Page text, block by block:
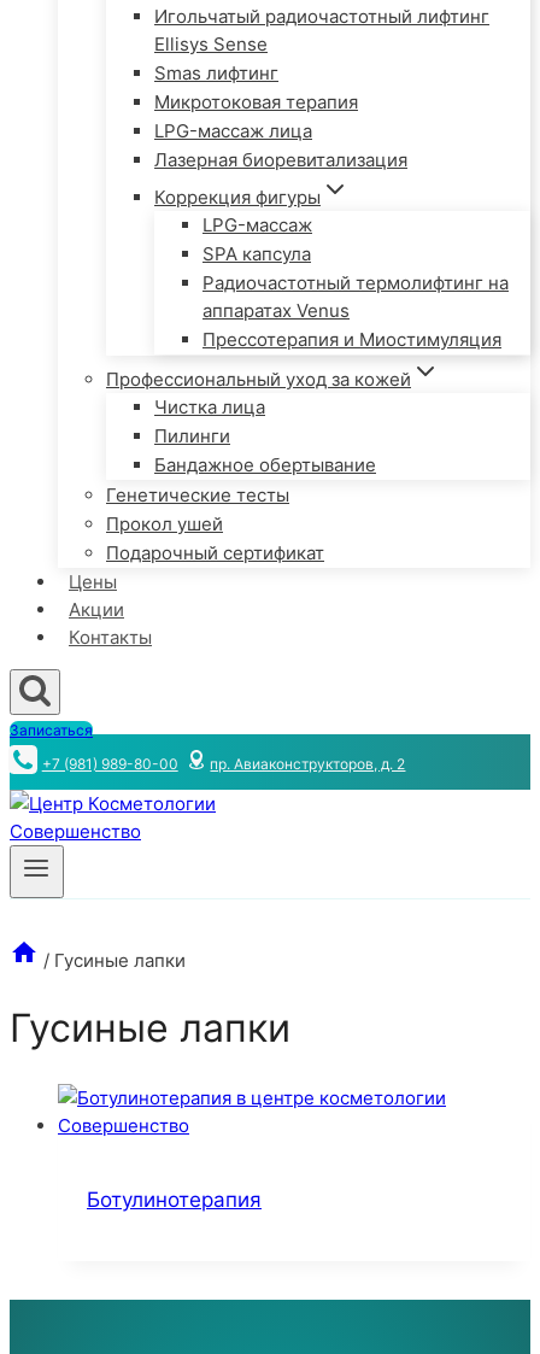
Игольчатый радиочастотный лифтинг
Ellisys Sense
Smas лифтинг
Микротоковая терапия
LPG-массаж лица
Лазерная биоревитализация
Коррекция фигуры
LPG-массаж
SPA капсула
Радиочастотный термолифтинг на
аппаратах Venus
Прессотерапия и Миостимуляция
Профессиональный уход за кожей
Чистка лица
Пилинги
Бандажное обертывание
Генетические тесты
Прокол ушей
Подарочный сертификат
Цены
Акции
Контакты
Записаться
+7 (981) 989-80-00
пр. Авиаконструкторов, д. 2
/ Гусиные лапки
Гусиные лапки
Ботулинотерапия